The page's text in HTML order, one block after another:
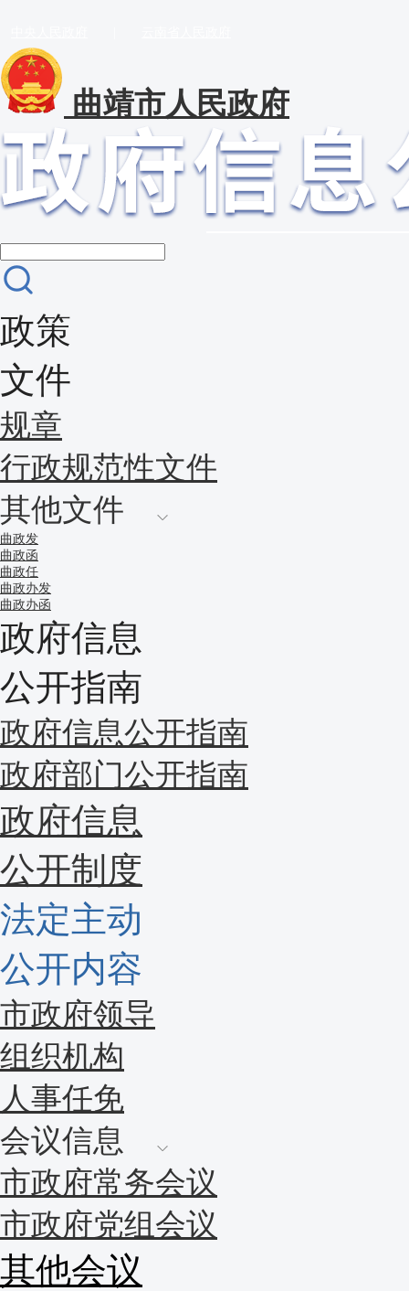
曲靖市人民政府
政策
文件
规章
行政规范性文件
其他文件
曲政发
曲政函
曲政任
曲政办发
曲政办函
政府信息
公开指南
政府信息公开指南
政府部门公开指南
政府信息
公开制度
法定主动
公开内容
市政府领导
组织机构
人事任免
会议信息
市政府常务会议
市政府党组会议
其他会议